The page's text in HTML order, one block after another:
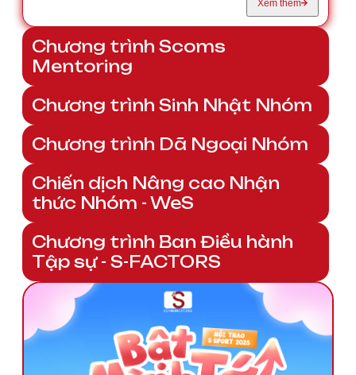
Xem thêm
Chương trình Scoms
Mentoring
Chương trình Sinh Nhật Nhóm
Chương trình Dã Ngoại Nhóm
Chiến dịch Nâng cao Nhận
thức Nhóm - WeS
Chương trình Ban Điều hành
Tập sự - S-FACTORS